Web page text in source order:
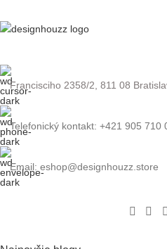
Francisciho 2358/2, 811 08
Telefonický kontakt: +421 905 710
Email: eshop@designhouzz.store